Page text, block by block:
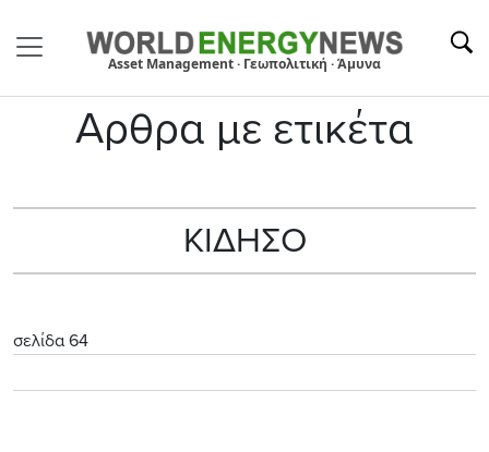
Asset Management · Γεωπολιτική · Άμυνα
Αρθρα με ετικέτα
ΚΙΔΗΣΟ
σελίδα 64